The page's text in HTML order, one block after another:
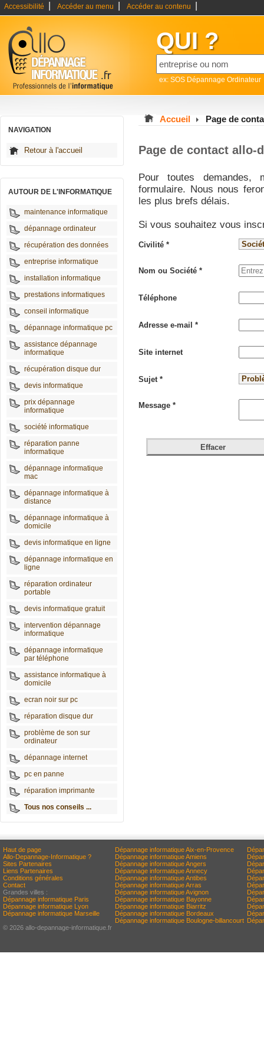
Accessibilité Accéder au menu Accéder au contenu
QUI ?
ex: SOS Dépannage Ordinateur
NAVIGATION
Retour à l'accueil
AUTOUR DE L'INFORMATIQUE
maintenance informatique
dépannage ordinateur
récupération des données
entreprise informatique
installation informatique
prestations informatiques
conseil informatique
dépannage informatique pc
assistance dépannage
informatique
récupération disque dur
devis informatique
prix dépannage
informatique
société informatique
réparation panne
informatique
dépannage informatique
mac
dépannage informatique à
distance
dépannage informatique à
domicile
devis informatique en ligne
dépannage informatique en
ligne
réparation ordinateur
portable
devis informatique gratuit
intervention dépannage
informatique
dépannage informatique
par téléphone
assistance informatique à
domicile
ecran noir sur pc
réparation disque dur
problème de son sur
ordinateur
dépannage internet
pc en panne
réparation imprimante
Tous nos conseils ...
Accueil Page de
Page de contact allo-
Pour toutes
formulaire. Nous nous
les plus brefs délais.
Si vous souhaitez vous
Civilité *
Nom ou Société *
Téléphone
Adresse e-mail *
Site internet
Sujet *
Message *
Haut de page
Allo-Depannage-Informatique ?
Sites Partenaires
Liens Partenaires
Conditions générales
Contact
Grandes villes :
Dépannage informatique Paris
Dépannage informatique Lyon
Dépannage informatique Marseille
© 2026 allo-depannage-informatique.fr
Dépannage informatique Aix-en-Provence
Dépannage informatique Amiens
Dépannage informatique Angers
Dépannage informatique Annecy
Dépannage informatique Antibes
Dépannage informatique Arras
Dépannage informatique Avignon
Dépannage informatique Bayonne
Dépannage informatique Biarritz
Dépannage informatique Bordeaux
Dépannage informatique Boulogne-billancourt